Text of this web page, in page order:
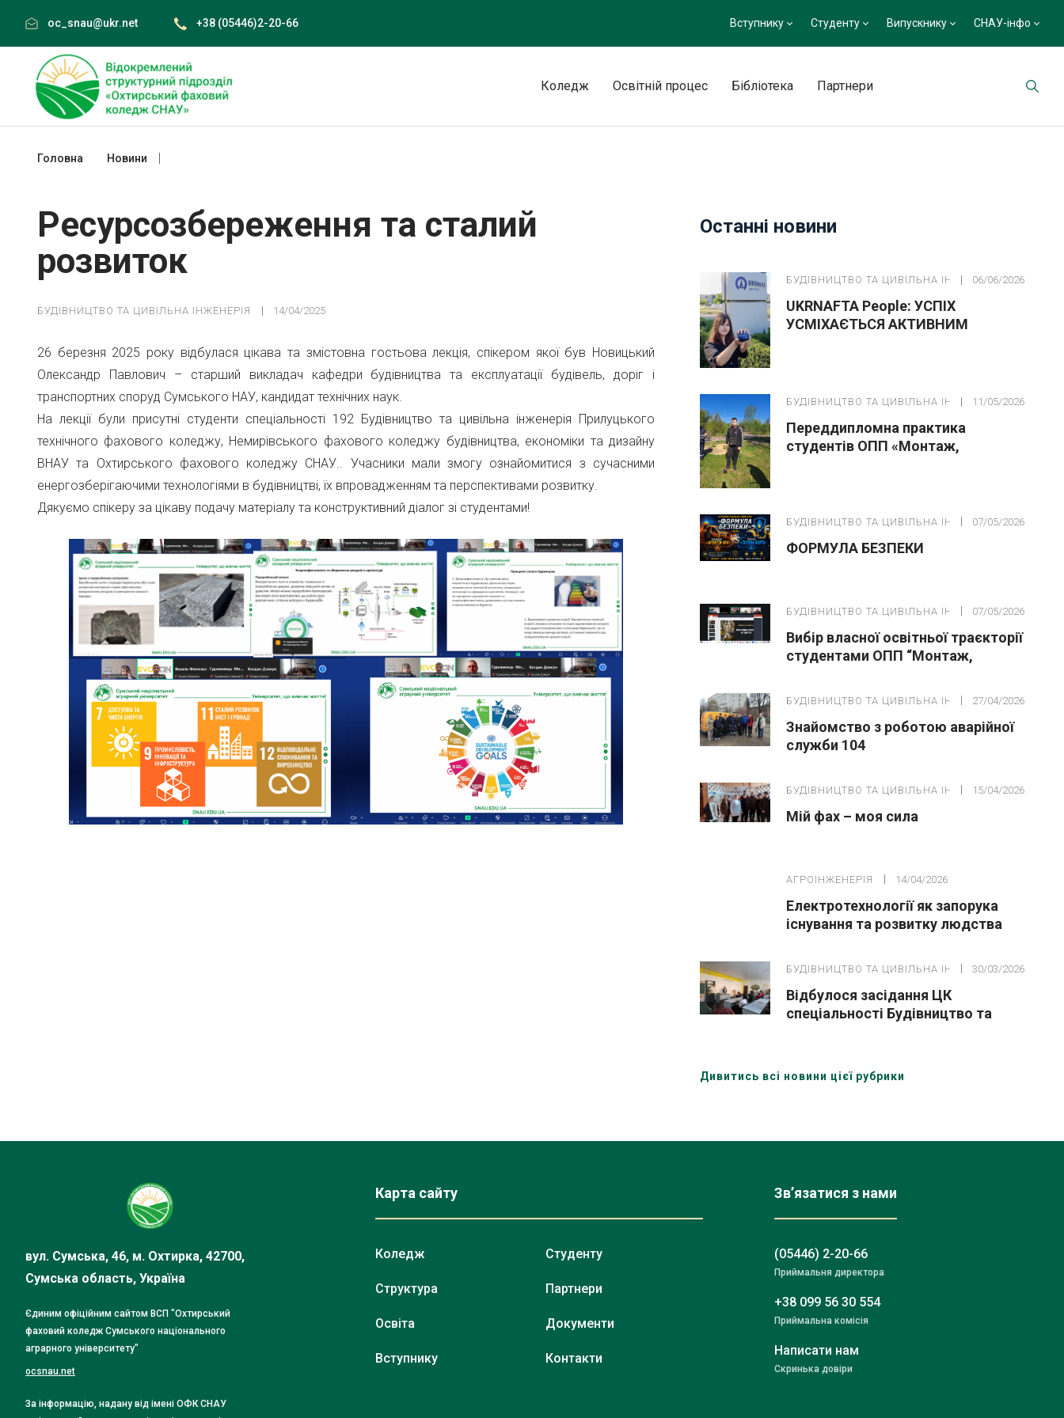
content
oc_snau@ukr.net +38 (05446)2-20-66 Вступнику Студенту Випускнику СНАУ-інфо
Коледж Освітній процес Бібліотека Партнери
Головна Новини
Ресурсозбереження та сталий
розвиток
БУДІВНИЦТВО ТА ЦИВІЛЬНА ІНЖЕНЕРІЯ 14/04/2025
26 березня 2025 року відбулася цікава та змістовна гостьова лекція, спікером якої був Новицький
Олександр Павлович – старший викладач кафедри будівництва та експлуатації будівель, доріг і
транспортних споруд Сумського НАУ, кандидат технічних наук.
На лекції були присутні студенти спеціальності 192 Будівництво та цивільна інженерія Прилуцького
технічного фахового коледжу, Немирівського фахового коледжу будівництва, економіки та дизайну
ВНАУ та Охтирського фахового коледжу СНАУ.. Учасники мали змогу ознайомитися з сучасними
енергозберігаючими технологіями в будівництві, їх впровадженням та перспективами розвитку.
Дякуємо спікеру за цікаву подачу матеріалу та конструктивний діалог зі студентами!
Останні новини
БУДІВНИЦТВО ТА ЦИВІЛЬНА ІНЖЕНЕРІЯ06/06/2026
UKRNAFTA People: УСПІХ
УСМІХАЄТЬСЯ АКТИВНИМ
БУДІВНИЦТВО ТА ЦИВІЛЬНА ІНЖЕНЕРІЯ11/05/2026
Переддипломна практика
студентів ОПП «Монтаж,
БУДІВНИЦТВО ТА ЦИВІЛЬНА ІНЖЕНЕРІЯ07/05/2026
ФОРМУЛА БЕЗПЕКИ
БУДІВНИЦТВО ТА ЦИВІЛЬНА ІНЖЕНЕРІЯ07/05/2026
Вибір власної освітньої траєкторії
студентами ОПП “Монтаж,
БУДІВНИЦТВО ТА ЦИВІЛЬНА ІНЖЕНЕРІЯ27/04/2026
Знайомство з роботою аварійної
служби 104
БУДІВНИЦТВО ТА ЦИВІЛЬНА ІНЖЕНЕРІЯ15/04/2026
Мій фах – моя сила
АГРОІНЖЕНЕРІЯ 14/04/2026
Електротехнології як запорука
існування та розвитку людства
БУДІВНИЦТВО ТА ЦИВІЛЬНА ІНЖЕНЕРІЯ30/03/2026
Відбулося засідання ЦК
спеціальності Будівництво та
стейкхолдерів
Дивитись всі новини цієї рубрики
вул. Сумська, 46, м. Охтирка, 42700,
Сумська область, Україна
Єдиним офіційним сайтом ВСП "Охтирський
фаховий коледж Сумського національного
аграрного університету"
ocsnau.net
За інформацію, надану від імені ОФК СНАУ
Карта сайту
Коледж
Структура
Освіта
Вступнику
Студенту
Партнери
Документи
Контакти
Зв’язатися з нами
(05446) 2-20-66
Приймальня директора
+38 099 56 30 554
Приймальна комісія
Написати нам
Скринька довіри